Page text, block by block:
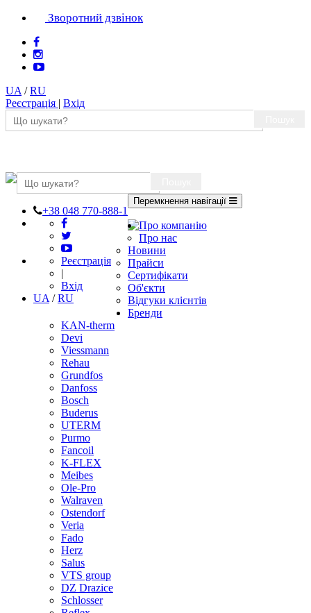
Зворотний дзвінок
UA /RU
Реєстрація | Вхід
+38 048 770-888-1
Реєстрація
|
Вхід
UA /RU
Перемкнення навігації
Про компанію
Про нас
Новини
Прайси
Сертифікати
Об'єкти
Відгуки клієнтів
Бренди
KAN-therm
Devi
Viessmann
Rehau
Grundfos
Danfoss
Bosch
Buderus
UTERM
Purmo
Fancoil
K-FLEX
Meibes
Ole-Pro
Walraven
Ostendorf
Veria
Fado
Herz
Salus
VTS group
DZ Drazice
Schlosser